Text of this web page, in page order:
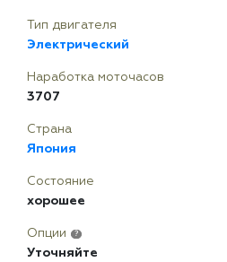
Тип двигателя
Электрический
Наработка моточасов
3707
Страна
Япония
Состояние
хорошее
Опции ?
Уточняйте